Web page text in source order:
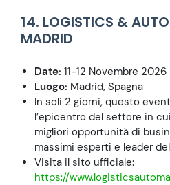
14. LOGISTICS &
MADRID
Date: 11-12 Novembre 2026
Luogo: Madrid, Spagna
In soli 2 giorni, questo
l’epicentro del settore in
migliori opportunità di
massimi esperti e leader
Visita il sito ufficiale:
https://